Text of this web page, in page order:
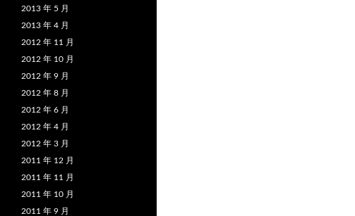
2013 年 5 月
2013 年 4 月
2012 年 11 月
2012 年 10 月
2012 年 9 月
2012 年 8 月
2012 年 6 月
2012 年 4 月
2012 年 3 月
2011 年 12 月
2011 年 11 月
2011 年 10 月
2011 年 9 月